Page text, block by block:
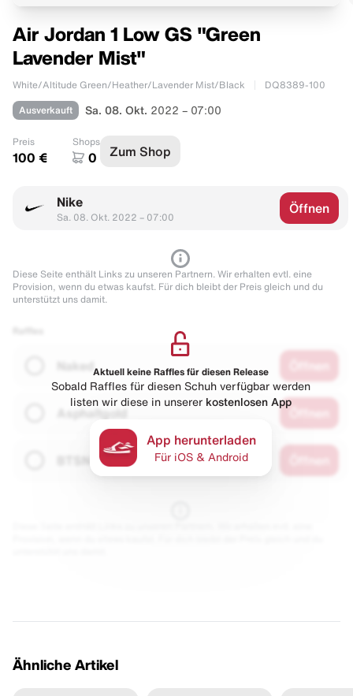
Air Jordan 1 Low GS "Green
Lavender Mist"
White/Altitude Green/Heather/Lavender Mist/Black DQ8389-100
Ausverkauft Sa. 08. Okt. 2022 – 07:00
Preis
100 €
Shops
0 Zum Shop
Nike
Sa. 08. Okt. 2022 – 07:00
Öffnen
Diese Seite enthält Links zu unseren Partnern. Wir erhalten evtl. eine
Provision, wenn du etwas kaufst. Für dich bleibt der Preis gleich und du
unterstützt uns damit.
Naked
Asphaltgold
Aktuell keine Raffles für diesen Release
Sobald Raffles für diesen Schuh verfügbar werden
listen wir diese in unserer kostenlosen App
App herunterladen
Für iOS & Android
Ähnliche Artikel